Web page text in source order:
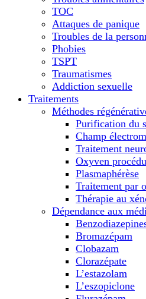
TOC
Attaques de panique
Troubles de la
Phobies
TSPT
Traumatismes
Addiction sexuelle
Traitements
Méthodes
Purification du
Champ
Traitement
Oxyven
Plasmaphérèse
Traitement par
Thérapie au
Dépendance aux
Bromazépam
Clobazam
Clorazépate
L’estazolam
L’eszopiclone